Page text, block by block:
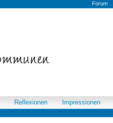
Forum
Reflexionen Impressionen